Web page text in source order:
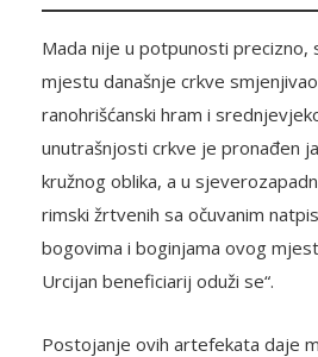
Mada nije u potpunosti precizno,
mjestu današnje crkve
ranohrišćanski hram i
unutrašnjosti crkve je pronađen
kružnog oblika, a u
rimski žrtvenih sa očuvanim
bogovima i boginjama ovog
Urcijan beneficiarij oduži se“.
Postojanje ovih artefekata daje